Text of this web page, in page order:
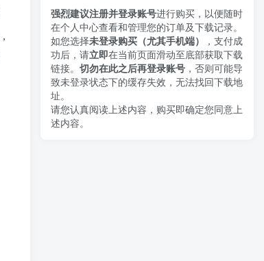
，
强烈建议注册并登录账号进行购买，以便随时
在个人中心查看和管理您的订单及下载记录。
如您选择未登录购买（尤其手机端）
，支付成
功后，请立即在当前页面滑动至底部获取下载
链接。 切勿在此之后再登录账号 ，否则可能导
致未登录状态下的缓存失效，无法找回下载地
址。
请您认真阅读上述内容，购买即确定您同意上
述内容。